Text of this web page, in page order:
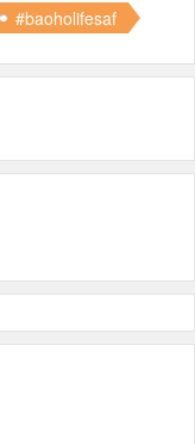
#baoholifesaf